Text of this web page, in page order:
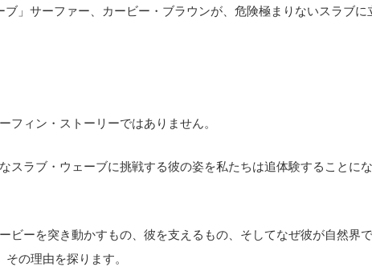
」サーファー、カービー・ブラウンが、危険極まりないスラブに
ィン・ストーリーではありません。
スラブ・ウェーブに挑戦する彼の姿を私たちは追体験することに
ビーを突き動かすもの、彼を支えるもの、そしてなぜ彼が自然界
の理由を探ります。